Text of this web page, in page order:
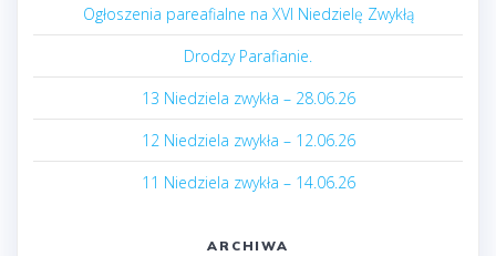
Ogłoszenia pareafialne na XVI Niedzielę Zwykłą
Drodzy Parafianie.
13 Niedziela zwykła – 28.06.26
12 Niedziela zwykła – 12.06.26
11 Niedziela zwykła – 14.06.26
ARCHIWA